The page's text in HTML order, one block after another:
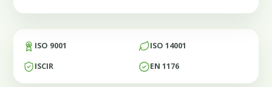
ISO 9001
ISO 14001
ISCIR
EN 1176